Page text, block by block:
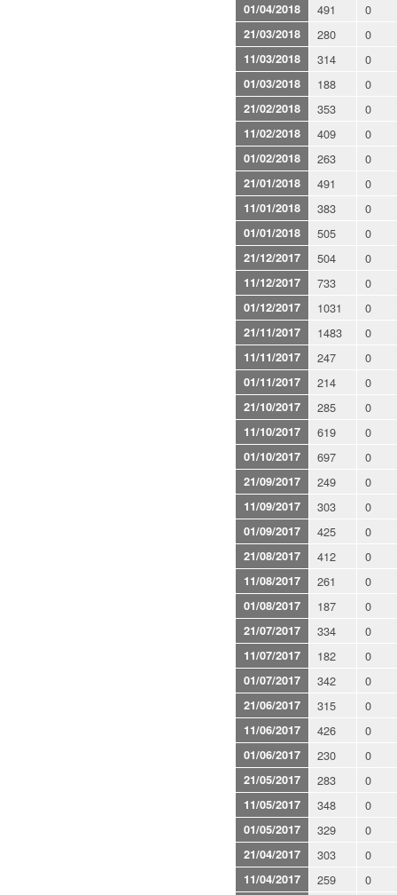
01/04/2018 491 0
21/03/2018 280 0
11/03/2018 314 0
01/03/2018 188 0
21/02/2018 353 0
11/02/2018 409 0
01/02/2018 263 0
21/01/2018 491 0
11/01/2018 383 0
01/01/2018 505 0
21/12/2017 504 0
11/12/2017 733 0
01/12/2017 1031 0
21/11/2017 1483 0
11/11/2017 247 0
01/11/2017 214 0
21/10/2017 285 0
11/10/2017 619 0
01/10/2017 697 0
21/09/2017 249 0
11/09/2017 303 0
01/09/2017 425 0
21/08/2017 412 0
11/08/2017 261 0
01/08/2017 187 0
21/07/2017 334 0
11/07/2017 182 0
01/07/2017 342 0
21/06/2017 315 0
11/06/2017 426 0
01/06/2017 230 0
21/05/2017 283 0
11/05/2017 348 0
01/05/2017 329 0
21/04/2017 303 0
11/04/2017 259 0